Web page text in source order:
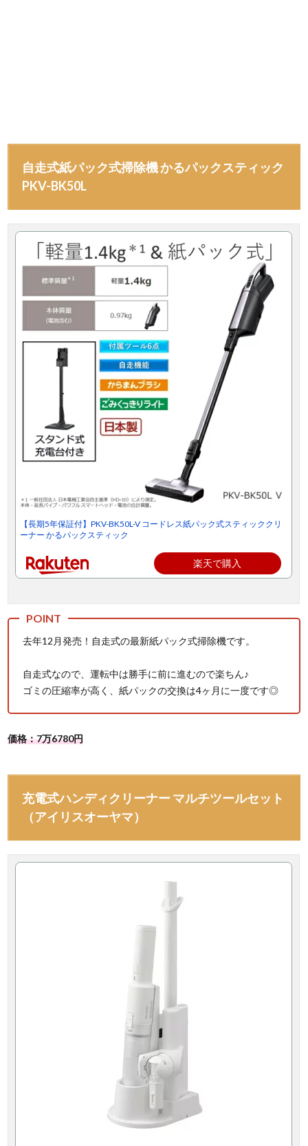
自走式紙パック式掃除機 かるパックスティック
PKV-BK50L
【長期5年保証付】PKV-BK50L-V コードレス紙パック式スティッククリ
ーナー かるパックスティック
楽天で購入
去年12月発売！自走式の最新紙パック式掃除機です。
自走式なので、運転中は勝手に前に進むので楽ちん♪
ゴミの圧縮率が高く、紙パックの交換は4ヶ月に一度です◎
価格：7万6780円
充電式ハンディクリーナー マルチツールセット
（アイリスオーヤマ）